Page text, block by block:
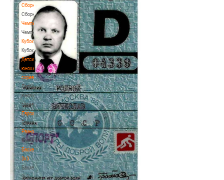
Сборные
Сборные
Чемпионат
Чемпионат
Кубок
Кубок
Детско-
юношеские
соревнования
Детско-
юношеские
соревнования
Еврокубки
Еврокубки
Разное
Разное
Баскетбол
3х3
Баскетбол
3х3